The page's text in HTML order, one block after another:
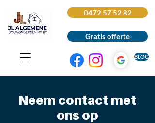
0472 57 52 82
Gratis offerte
BLOG
Neem contact met
ons op